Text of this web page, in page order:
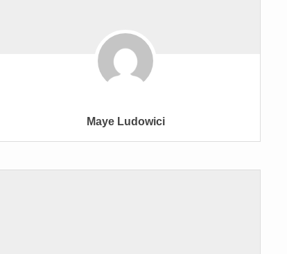
Maye Ludowici